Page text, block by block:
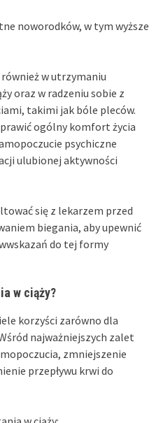
noworodków, w tym wyższe
w utrzymaniu
oraz w radzeniu sobie z
takimi jak bóle pleców.
ogólny komfort życia
psychiczne
ulubionej aktywności
się z lekarzem przed
biegania, aby upewnić
do tej formy
w ciąży?
korzyści zarówno dla
najważniejszych zalet
zmniejszenie
przepływu krwi do